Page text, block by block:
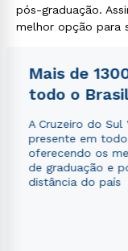
pós-graduação.
melhor opção para
Mais de
todo o
A Cruzeiro do Sul
presente em
oferecendo os
de graduação e
distância do país
Estou de acordo
autorizo que
envio de